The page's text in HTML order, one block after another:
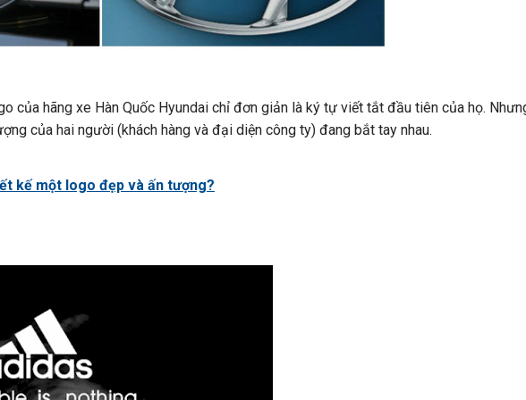
của hãng xe Hàn Quốc Hyundai chỉ đơn giản là ký tự viết tắt đầu tiên của họ.
của hai người (khách hàng và đại diện công ty) đang bắt tay nhau.
kế một logo đẹp và ấn tượng?